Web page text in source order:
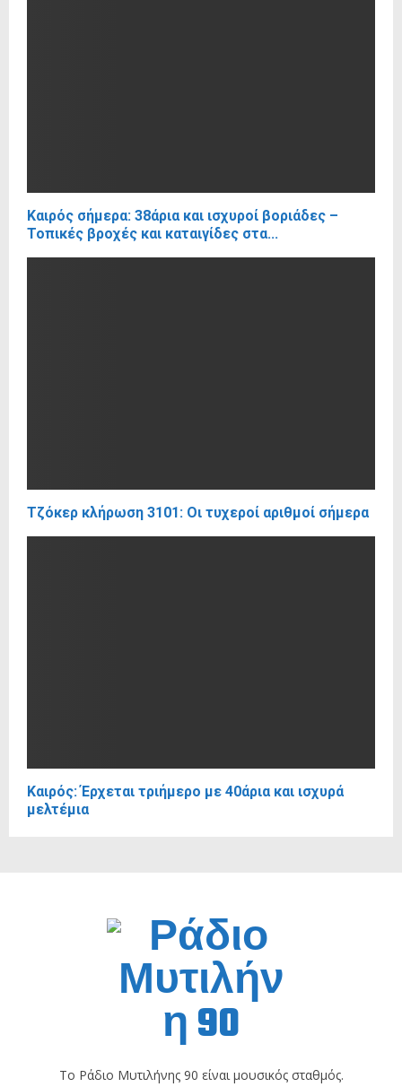
Καιρός σήμερα: 38άρια και ισχυροί βοριάδες –
Τοπικές βροχές και καταιγίδες στα...
Τζόκερ κλήρωση 3101: Οι τυχεροί αριθμοί σήμερα
Καιρός: Έρχεται τριήμερο με 40άρια και ισχυρά
μελτέμια
Το Ράδιο Μυτιλήνης 90 είναι μουσικός σταθμός.